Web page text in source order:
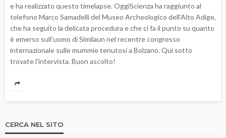
e ha realizzato questo timelapse. OggiScienza ha raggiunto al
telefono Marco Samadelli del Museo Archeologico dell'Alto Adige,
che ha seguito la delicata procedura e che ci fa il punto su quanto
è emerso sull'uomo di Similaun nel recentre congresso
internazionale sulle mummie tenutosi a Bolzano. Qui sotto
trovate l'intervista. Buon ascolto!
CERCA NEL SITO